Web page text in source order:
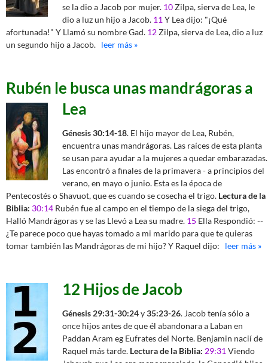
se la dio a Jacob por mujer. 10Zilpa, sierva de Lea, le
dio a luz un hijo a Jacob. 11 Y Lea dijo: "¡Qué
afortunada!" Y Llamó su nombre Gad. 12Zilpa, sierva de Lea, dio a luz
un segundo hijo a Jacob. leer más »
Rubén le busca unas mandrágoras a
Lea
Génesis 30:14-18. El hijo mayor de Lea, Rubén,
encuentra unas mandrágoras. Las raíces de esta planta
se usan para ayudar a la mujeres a quedar embarazadas.
Las encontró a finales de la primavera - a principios del
verano, en mayo o junio. Esta es la época de
Pentecostés o Shavuot, que es cuando se cosecha el trigo. Lectura de la
Biblia: 30:14 Rubén fue al campo en el tiempo de la siega del trigo,
Halló Mandrágoras y se las Llevó a Lea su madre. 15 Ella Respondió: --
¿Te parece poco que hayas tomado a mi marido para que te quieras
tomar también las Mandrágoras de mi hijo? Y Raquel dijo:
leer más »
12 Hijos de Jacob
Génesis 29:31-30:24y35:23-26. Jacob tenía sólo a
once hijos antes de que él abandonara a Laban en
Paddan Aram eg Eufrates del Norte. Benjamin nacií de
Raquel más tarde. Lectura de la Biblia: 29:31 Viendo